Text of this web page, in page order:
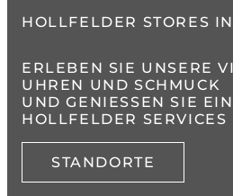
HOLLFELDER STORES
ERLEBEN SIE UNSERE
UHREN UND SCHMUCK
UND GENIESSEN SIE
OLLFELDER SERVICES
STANDORTE